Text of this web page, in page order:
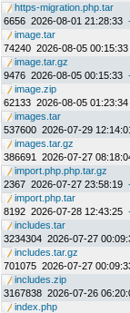
https-migration.php.tar
6656 2026-08-01 21:28:33
image.tar
74240 2026-08-05 00:15:33
image.tar.gz
9476 2026-08-05 00:15:33
image.zip
62133 2026-08-05 01:23:34
images.tar
537600 2026-07-29
images.tar.gz
386691
2026-07-27
import.php.php.tar.gz
2367 2026-07-27 23:58:19
import.php.tar
8192 2026-07-28 12:43:25
includes.tar
3234304 2026-07-27
includes.tar.gz
701075 2026-07-27
includes.zip
3167838 2026-07-26
index.php